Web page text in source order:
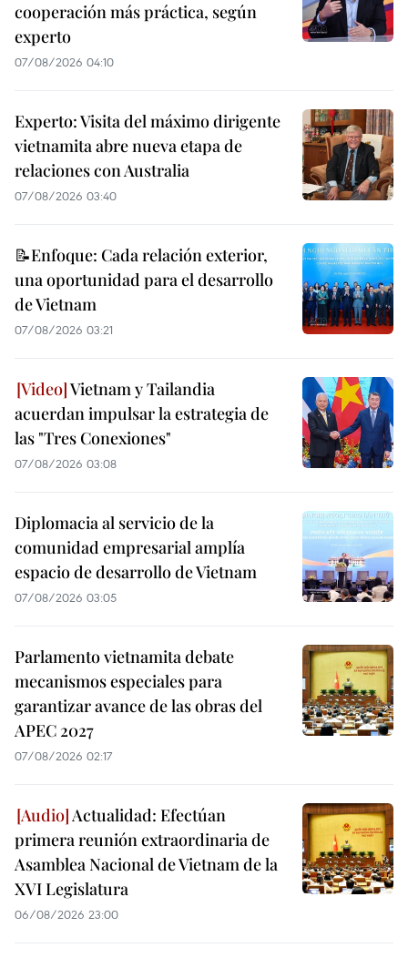
cooperación más práctica, según
experto
07/08/2026 04:10
Experto: Visita del máximo dirigente
vietnamita abre nueva etapa de
relaciones con Australia
07/08/2026 03:40
📝Enfoque: Cada relación exterior,
una oportunidad para el desarrollo
de Vietnam
07/08/2026 03:21
Vietnam y Tailandia
acuerdan impulsar la estrategia de
las "Tres Conexiones"
07/08/2026 03:08
Diplomacia al servicio de la
comunidad empresarial amplía
espacio de desarrollo de Vietnam
07/08/2026 03:05
Parlamento vietnamita debate
mecanismos especiales para
garantizar avance de las obras del
APEC 2027
07/08/2026 02:17
Actualidad: Efectúan
primera reunión extraordinaria de
Asamblea Nacional de Vietnam de la
XVI Legislatura
06/08/2026 23:00